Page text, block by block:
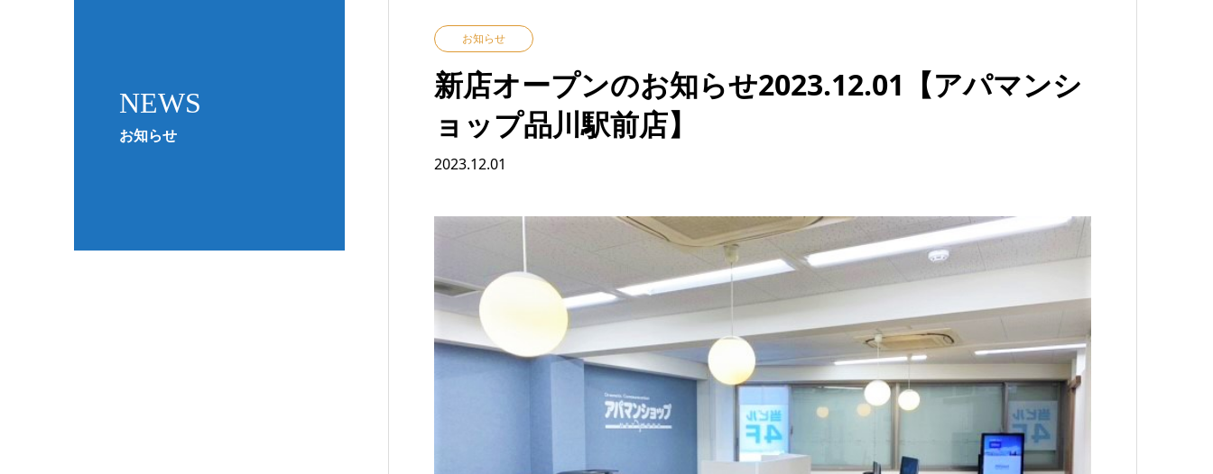
NEWS
お知らせ
お知らせ
新店オープンのお知らせ2023.12.01【アパマンシ
ョップ品川駅前店】
2023.12.01